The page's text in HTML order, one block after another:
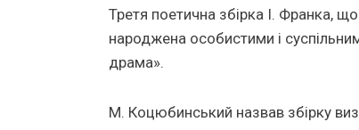
Третя поетична збірка І. Франка,
народжена особистими і
драма».
М. Коцюбинський назвав збірку